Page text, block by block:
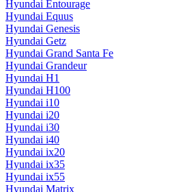
Hyundai Entourage
Hyundai Equus
Hyundai Genesis
Hyundai Getz
Hyundai Grand Santa Fe
Hyundai Grandeur
Hyundai H1
Hyundai H100
Hyundai i10
Hyundai i20
Hyundai i30
Hyundai i40
Hyundai ix20
Hyundai ix35
Hyundai ix55
Hyundai Matrix